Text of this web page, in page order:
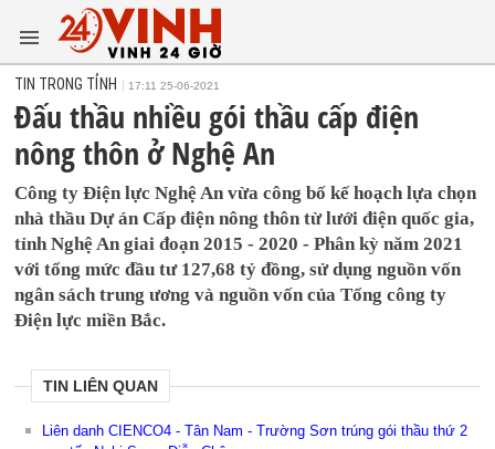
TIN TRONG TỈNH 17:11 25-06-2021
Đấu thầu nhiều gói thầu cấp điện
nông thôn ở Nghệ An
Công ty Điện lực Nghệ An vừa công bố kế hoạch lựa chọn
nhà thầu Dự án Cấp điện nông thôn từ lưới điện quốc gia,
tỉnh Nghệ An giai đoạn 2015 - 2020 - Phân kỳ năm 2021
với tổng mức đầu tư 127,68 tỷ đồng, sử dụng nguồn vốn
ngân sách trung ương và nguồn vốn của Tổng công ty
Điện lực miền Bắc.
TIN LIÊN QUAN
Liên danh CIENCO4 - Tân Nam - Trường Sơn trúng gói thầu thứ 2